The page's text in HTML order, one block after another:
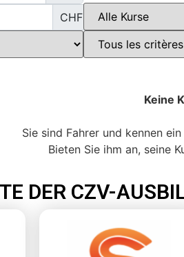
CHF
Keine
Sie sind Fahrer und kennen
Bieten Sie ihm an, seine
DER CZV-